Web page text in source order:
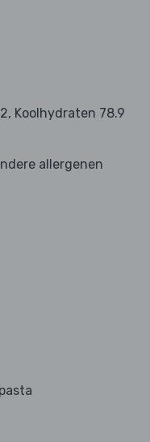
Koolhydraten 78.9
allergenen